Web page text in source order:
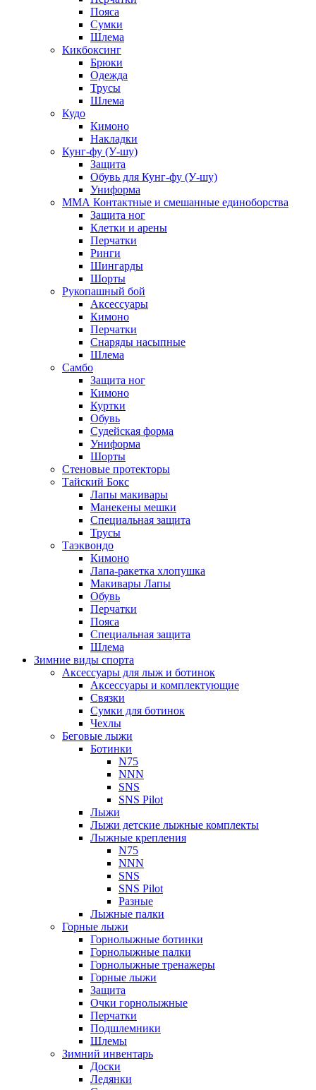
Пояса
Сумки
Шлема
Кикбоксинг
Брюки
Одежда
Трусы
Шлема
Кудо
Кимоно
Накладки
Кунг-фу (У-шу)
Защита
Обувь для Кунг-фу (У-шу)
Униформа
ММА Контактные и смешанные единоборства
Защита ног
Клетки и арены
Перчатки
Ринги
Шингарды
Шорты
Рукопашный бой
Аксессуары
Кимоно
Перчатки
Снаряды насыпные
Шлема
Самбо
Защита ног
Кимоно
Куртки
Обувь
Судейская форма
Униформа
Шорты
Стеновые протекторы
Тайский Бокс
Лапы макивары
Манекены мешки
Специальная защита
Трусы
Таэквондо
Кимоно
Лапа-ракетка хлопушка
Макивары Лапы
Обувь
Перчатки
Пояса
Специальная защита
Шлема
Зимние виды спорта
Аксессуары для лыж и ботинок
Аксессуары и комплектующие
Связки
Сумки для ботинок
Чехлы
Беговые лыжи
Ботинки
N75
NNN
SNS
SNS Pilot
Лыжи
Лыжи детские лыжные комплекты
Лыжные крепления
N75
NNN
SNS
SNS Pilot
Разные
Лыжные палки
Горные лыжи
Горнoлыжные ботинки
Горнолыжные палки
Горнолыжные тренажеры
Горные лыжи
Защита
Очки горнолыжные
Перчатки
Подшлемники
Шлемы
Зимний инвентарь
Доски
Ледянки